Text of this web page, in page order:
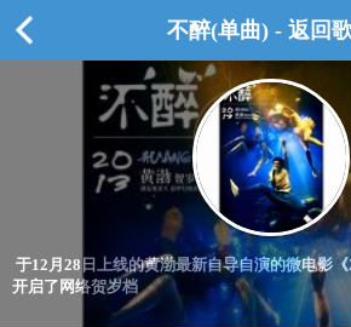
不醉(单曲) - 返回
于12月28日上线的黄渤最新自导自演的微电影
开启了网络贺岁档